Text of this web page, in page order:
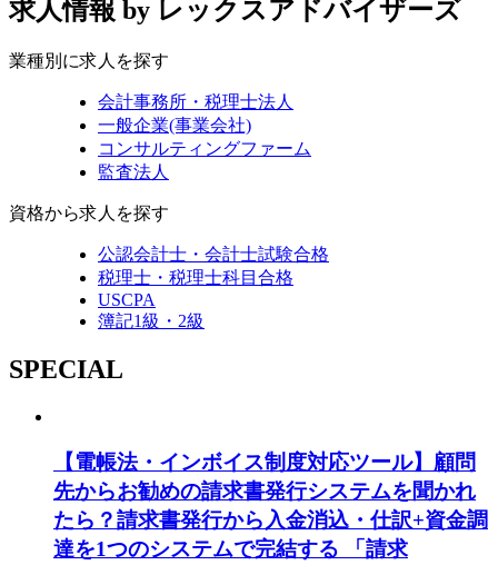
求人情報 by レックスアドバイザーズ
業種別に求人を探す
会計事務所・税理士法人
一般企業(事業会社)
コンサルティングファーム
監査法人
資格から求人を探す
公認会計士・会計士試験合格
税理士・税理士科目合格
USCPA
簿記1級・2級
SPECIAL
【電帳法・インボイス制度対応ツール】顧問
先からお勧めの請求書発行システムを聞かれ
たら？請求書発行から入金消込・仕訳+資金調
達を1つのシステムで完結する 「請求